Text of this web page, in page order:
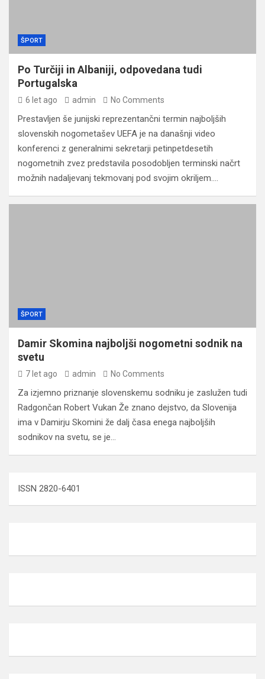
ŠPORT
Po Turčiji in Albaniji, odpovedana tudi
Portugalska
6 let ago admin No Comments
Prestavljen še junijski reprezentančni termin najboljših
slovenskih nogometašev UEFA je na današnji video
konferenci z generalnimi sekretarji petinpetdesetih
nogometnih zvez predstavila posodobljen terminski načrt
možnih nadaljevanj tekmovanj pod svojim okriljem.…
ŠPORT
Damir Skomina najboljši nogometni sodnik na
svetu
7 let ago admin No Comments
Za izjemno priznanje slovenskemu sodniku je zaslužen tudi
Radgončan Robert Vukan Že znano dejstvo, da Slovenija
ima v Damirju Skomini že dalj časa enega najboljših
sodnikov na svetu, se je…
ISSN 2820-6401